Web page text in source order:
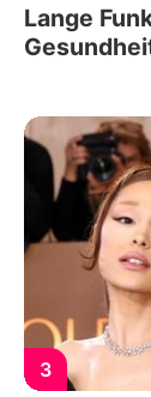
Lange
3